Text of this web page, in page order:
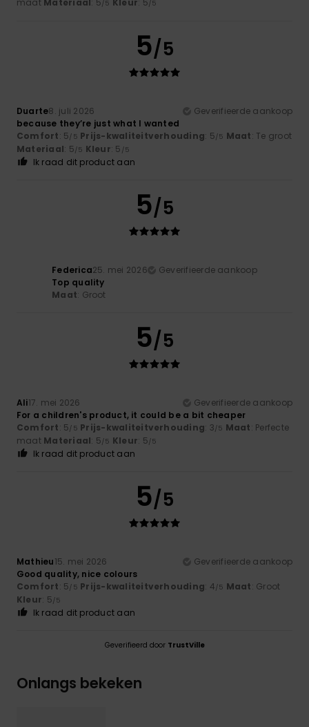
/5 /5
5/5
Duarte8. juli 2026
Geverifieerde aankoop
because they’re just what I wanted
Comfort: 5/5 Prijs-kwaliteitverhouding: 5/5 Maat: Te groot
Materiaal: 5/5 Kleur: 5 /5
Ik raad dit product aan
5/5
Federica25. mei 2026
Geverifieerde aankoop
Top quality
Maat: Groot
5/5
Ali17. mei 2026
Geverifieerde aankoop
For a children's product, it could be a bit cheaper
Comfort: 5/5 Prijs-kwaliteitverhouding: 3/5 Maat: Perfecte
maat Materiaal: 5/5 Kleur: 5/5
Ik raad dit product aan
5/5
Mathieu15. mei 2026
Geverifieerde aankoop
Good quality, nice colours
Comfort: 5/5 Prijs-kwaliteitverhouding: 4/5 Maat: Groot
Kleur: 5/5
Ik raad dit product aan
Geverifieerd door TrustVille
Onlangs bekeken